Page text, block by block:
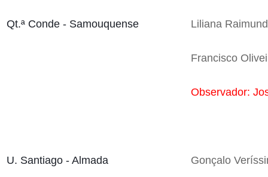
Qt.ª Conde - Samouquense Liliana
Francisco
Observador:
U. Santiago - Almada Gonçalo